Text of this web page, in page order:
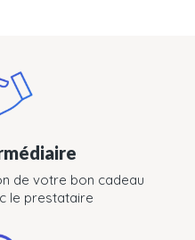
de votre bon cadeau
le prestataire